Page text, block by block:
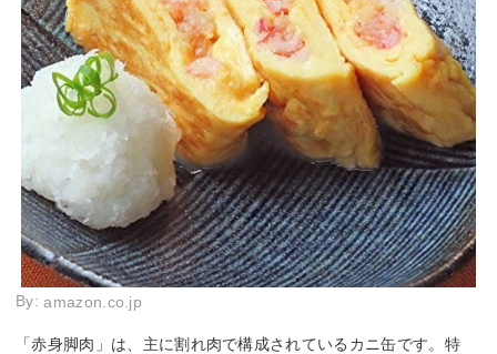
By:amazon.co.jp
「赤身脚肉」は、主に割れ肉で構成されているカニ缶です。特